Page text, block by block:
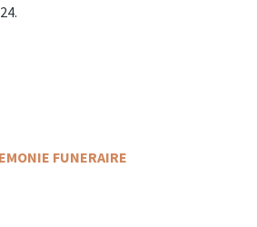
FUNERAIRE